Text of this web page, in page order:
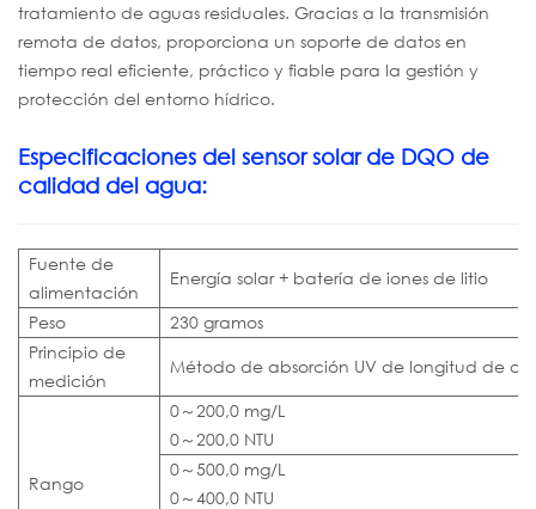
tratamiento de aguas residuales. Gracias a la transmisión
remota de datos, proporciona un soporte de datos en
tiempo real eficiente, práctico y fiable para la gestión y
protección del entorno hídrico.
Especificaciones del sensor solar de DQO de
calidad del agua:
Fuente de
alimentación
Energía solar + batería de iones de litio
Peso
230 gramos
Principio de
medición
Método de absorción UV de longitud de
Rango
0～200,0 mg/L
0～200,0 NTU
0～500,0 mg/L
0～400,0 NTU